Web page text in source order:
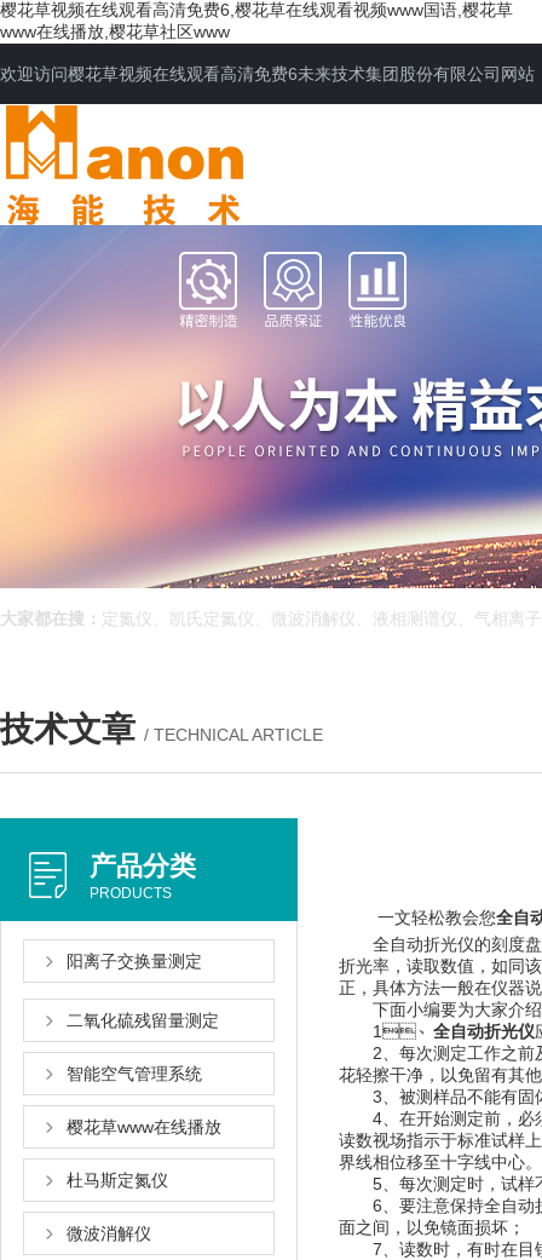
樱花草视频在线观看高清免费6,樱花草在线观看视频www国语,樱花草
www在线播放,樱花草社区www
欢迎访问樱花草视频在线观看高清免费6未来技术集团股份有限公司网站
网站首页
大家都在搜： 定氮仪、凯氏定氮仪、微波消解仪、液相测谱仪、气相
技术文章 / TECHNICAL ARTICLE
产品分类
PRODUCTS
阳离子交换量测定
二氧化硫残留量测定
智能空气管理系统
樱花草www在线播放
杜马斯定氮仪
微波消解仪
一文轻松教会您全自
全自动折光仪的刻度盘的
折光率，读取数值，
正，具体方法一般在仪器
下面小编要为大家介绍的
1、 全自动折光仪
2、每次测定工作之前
花轻擦干净，以免留有其
3、被测样品不能有固体
4、在开始测定前
读数视场指示于标准试样上之
界线相位移至十字线中心。
5、每次测定时，试
6、要注意保持全自动
面之间，以免镜面损坏；
7、读数时，有时在